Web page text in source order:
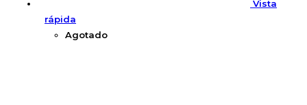
Vista
rápida
Agotado